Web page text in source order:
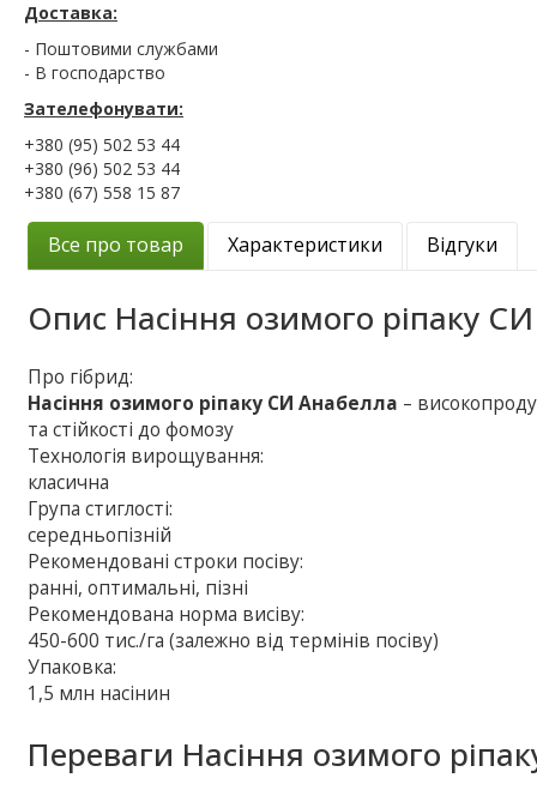
Доставка:
- Поштовими службами
- В господарство
Зателефонувати:
+380 (95) 502 53 44
+380 (96) 502 53 44
+380 (67) 558 15 87
Все про товар Характеристики Відгуки
Опис Насіння озимого ріпаку
Про гібрид:
Насіння озимого ріпаку СИ Анабелла –
та стійкості до фомозу
Технологія вирощування:
класична
Група стиглості:
середньопізній
Рекомендовані строки посіву:
ранні, оптимальні, пізні
Рекомендована норма висіву:
450-600 тис./га (залежно від термінів посіву)
Упаковка:
1,5 млн насінин
Переваги Насіння озимого